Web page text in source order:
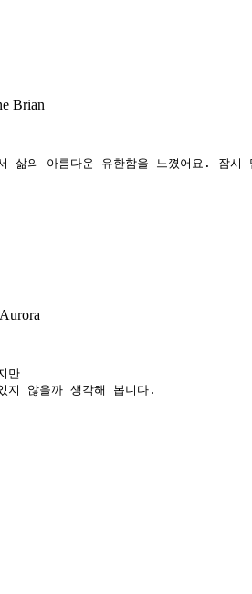
Brian
삶의 아름다운 유한함을 느꼈어요. 잠시
만
지 않을까 생각해 봅니다.